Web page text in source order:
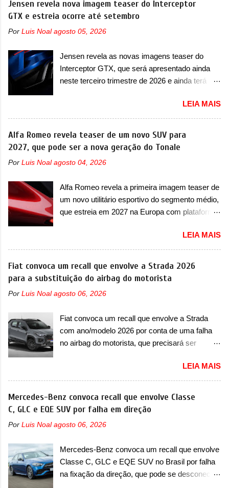
imagens, a marca já confirmou que o Dune será
um carro muito exclusivo. Ao todo, serão
apenas sete unidades produzidas... para todo
equipado com um motor V10 Supercharger
capaz de desenvolver cerca de 800cv que
separou a performance exótica da aventura i...
lançamento, em 2024. Agora, o modelo passará
mudará de nome. Vendido na Europa como 02
vendido na China apenas como ‘20’. Junto das
mudanças visuais, a marca confirmou que ele
pode ser um dos primeiros produtos da
Chamado de ’16 em 1’, também chamado de
Thunder, ele apresenta uma melhoria de
eficiência térmica e integra 12 elementos de
hardware. Entre eles, motor elétrico, controlador
de motor, redutor, conversor CC-CC, OBC,
de pré-carga e gateway de domínio de energia.
Há mais quatro recursos de software como
gerenciamento...
Jensen revela nova imagem teaser do Interceptor
GTX e estreia ocorre até setembro
Por Luis Noal agosto 05, 2026
Jensen revela as novas imagens teaser do
Interceptor GTX, que será apresentado ainda
neste terceiro trimestre de 2026 e ainda terá
International Automotive (abreviação de JIA)
apresentou uma nova imagem teaser que
mostra como será o Interceptor GTX, o
esportivo que recolocará a marca no mercado.
O granturismo (GT) apareceu em uma nova
imagem de traseira, onde ele aparece o para-
esportivo será apresentado no terceiro trimestre
de 2026, ou seja, acontecerá entre os meses de
julho e setembro (e já estamos em agosto), ou
o dia 30 de setembro. A marca confirmou que
vai apresentar um "protótipo de pré-produção,
de altíssimo desempenho, exclusivo para
pistas" , que vai antecipar as futuras versões de
rua do esportivo. Ao mesmo tempo, a Jensen
“protótipo aprimorado” que estabelece as bases
para "div...
LEIA MAIS
Alfa Romeo revela teaser de um novo SUV para
2027, que pode ser a nova geração do Tonale
Por Luis Noal agosto 04, 2026
Alfa Romeo revela a primeira imagem teaser de
um novo utilitário esportivo do segmento médio,
que estreia em 2027 na Europa com plataforma
imagem teaser de um novo utilitário esportivo
da marca italiana, previsto para ser lançado em
meados de 2027. O novo modelo não tem
nome ou se é uma nova geração de um modelo
existente, o que poderia acontecer. Sabe-se
apenas que o novo modelo em questão é um
foi confirmado durante a Mesa Redonda
Nacional da Indústria Automotiva, organizada
pelo Ministério dos Negócios e do Made in Italy
Cappellano, Diretor de Operações da Stellantis
Enlarged Europe, que foi o responsável por
antecipar o lançamento. O novo modelo teve
uma imagem que mostra a traseira do SUV,
onde aparece um pouco das lanternas, que
malas. As lanternas possuem uma iluminação
horizontal. No para-lama traseiro, se n...
LEIA MAIS
Fiat convoca um recall que envolve a Strada 2026
para a substituição do airbag do motorista
Por Luis Noal agosto 06, 2026
Fiat convoca um recall que envolve a Strada
com ano/modelo 2026 por conta de uma falha
no airbag do motorista, que precisará ser
de outubro de 2025 que envolve os proprietários
da Strada no Brasil. O chamado envolve
unidades com ano/modelo 2026 da picape
compacta e envolve todas as versões com este
ano/modelo. A marca fala que as unidades
afetadas precisam retornar a uma
airbag do motorista, que precisará ser
substituído porque pode ter sido produzido de
forma errada. O serviço já pode ser solucionado
LEIA MAIS
Mercedes-Benz convoca recall que envolve Classe
C, GLC e EQE SUV por falha em direção
Por Luis Noal agosto 06, 2026
Mercedes-Benz convoca um recall que envolve
Classe C, GLC e EQE SUV no Brasil por falha
na fixação da direção, que pode se desconectar